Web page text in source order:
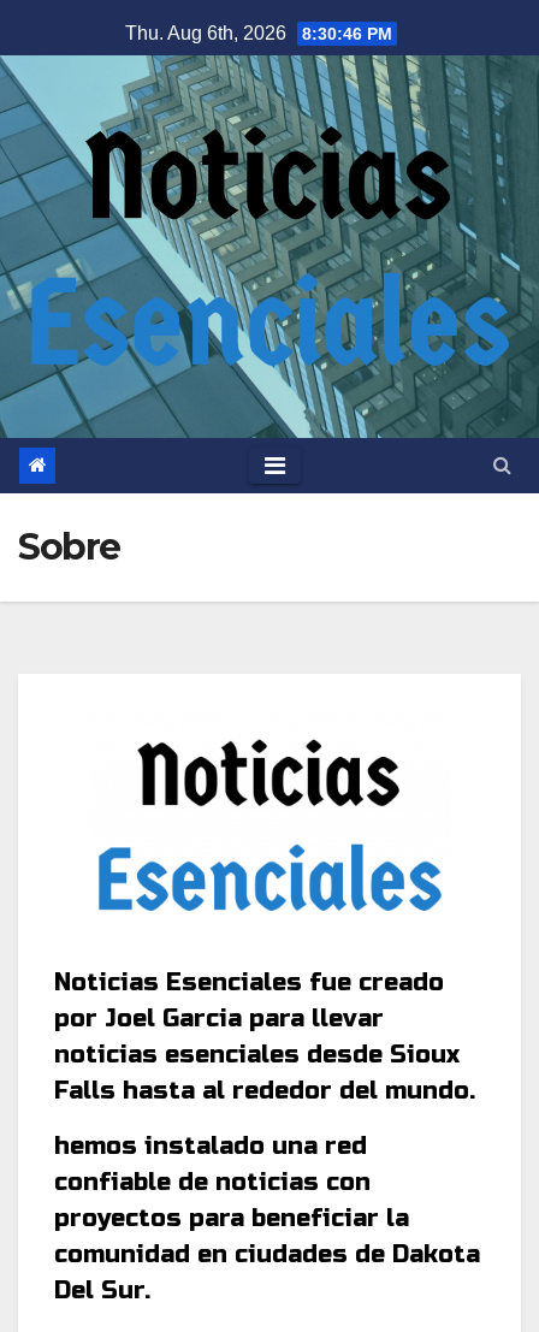
Thu. Aug 6th, 2026 8:30:46 PM
Sobre
Noticias Esenciales fue creado
por Joel Garcia para llevar
noticias esenciales desde Sioux
Falls hasta al rededor del mundo.
hemos instalado una red
confiable de noticias con
proyectos para beneficiar la
comunidad en ciudades de Dakota
Del Sur.